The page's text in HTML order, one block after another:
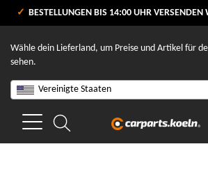
VERSANDKOSTENFREI AB 80 €
BESTELLUNGEN BIS 14:00 UHR VERSENDEN WIR
Wähle dein Lieferland, um Preise und Artikel für
sehen.
Vereinigte Staaten